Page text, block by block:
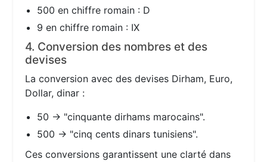
500 en chiffre romain : D
9 en chiffre romain : IX
4. Conversion des nombres et des
devises
La conversion avec des devises Dirham, Euro,
Dollar, dinar :
50 → "cinquante dirhams marocains".
500 → "cinq cents dinars tunisiens".
Ces conversions garantissent une clarté dans